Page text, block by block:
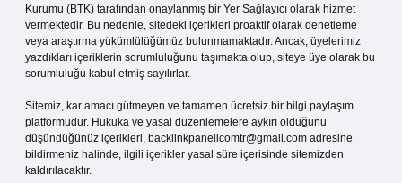
Kurumu (BTK) tarafından onaylanmış bir Yer Sağlayıcı olarak hizmet
vermektedir. Bu nedenle, sitedeki içerikleri proaktif olarak denetleme
veya araştırma yükümlülüğümüz bulunmamaktadır. Ancak, üyelerimiz
yazdıkları içeriklerin sorumluluğunu taşımakta olup, siteye üye olarak bu
sorumluluğu kabul etmiş sayılırlar.
Sitemiz, kar amacı gütmeyen ve tamamen ücretsiz bir bilgi paylaşım
platformudur. Hukuka ve yasal düzenlemelere aykırı olduğunu
düşündüğünüz içerikleri, backlinkpanelicomtr@gmail.com adresine
bildirmeniz halinde, ilgili içerikler yasal süre içerisinde sitemizden
kaldırılacaktır.